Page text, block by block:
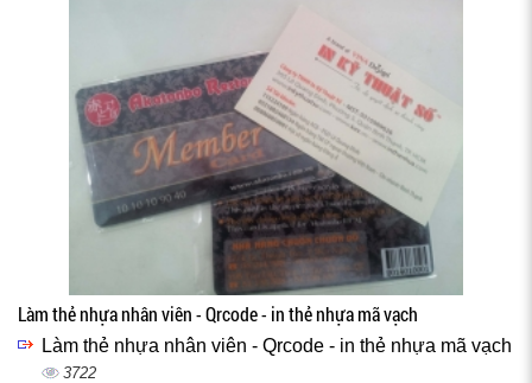
Làm thẻ nhựa nhân viên - Qrcode - in thẻ nhựa mã vạch
Làm thẻ nhựa nhân viên - Qrcode - in thẻ nhựa mã vạch
3722